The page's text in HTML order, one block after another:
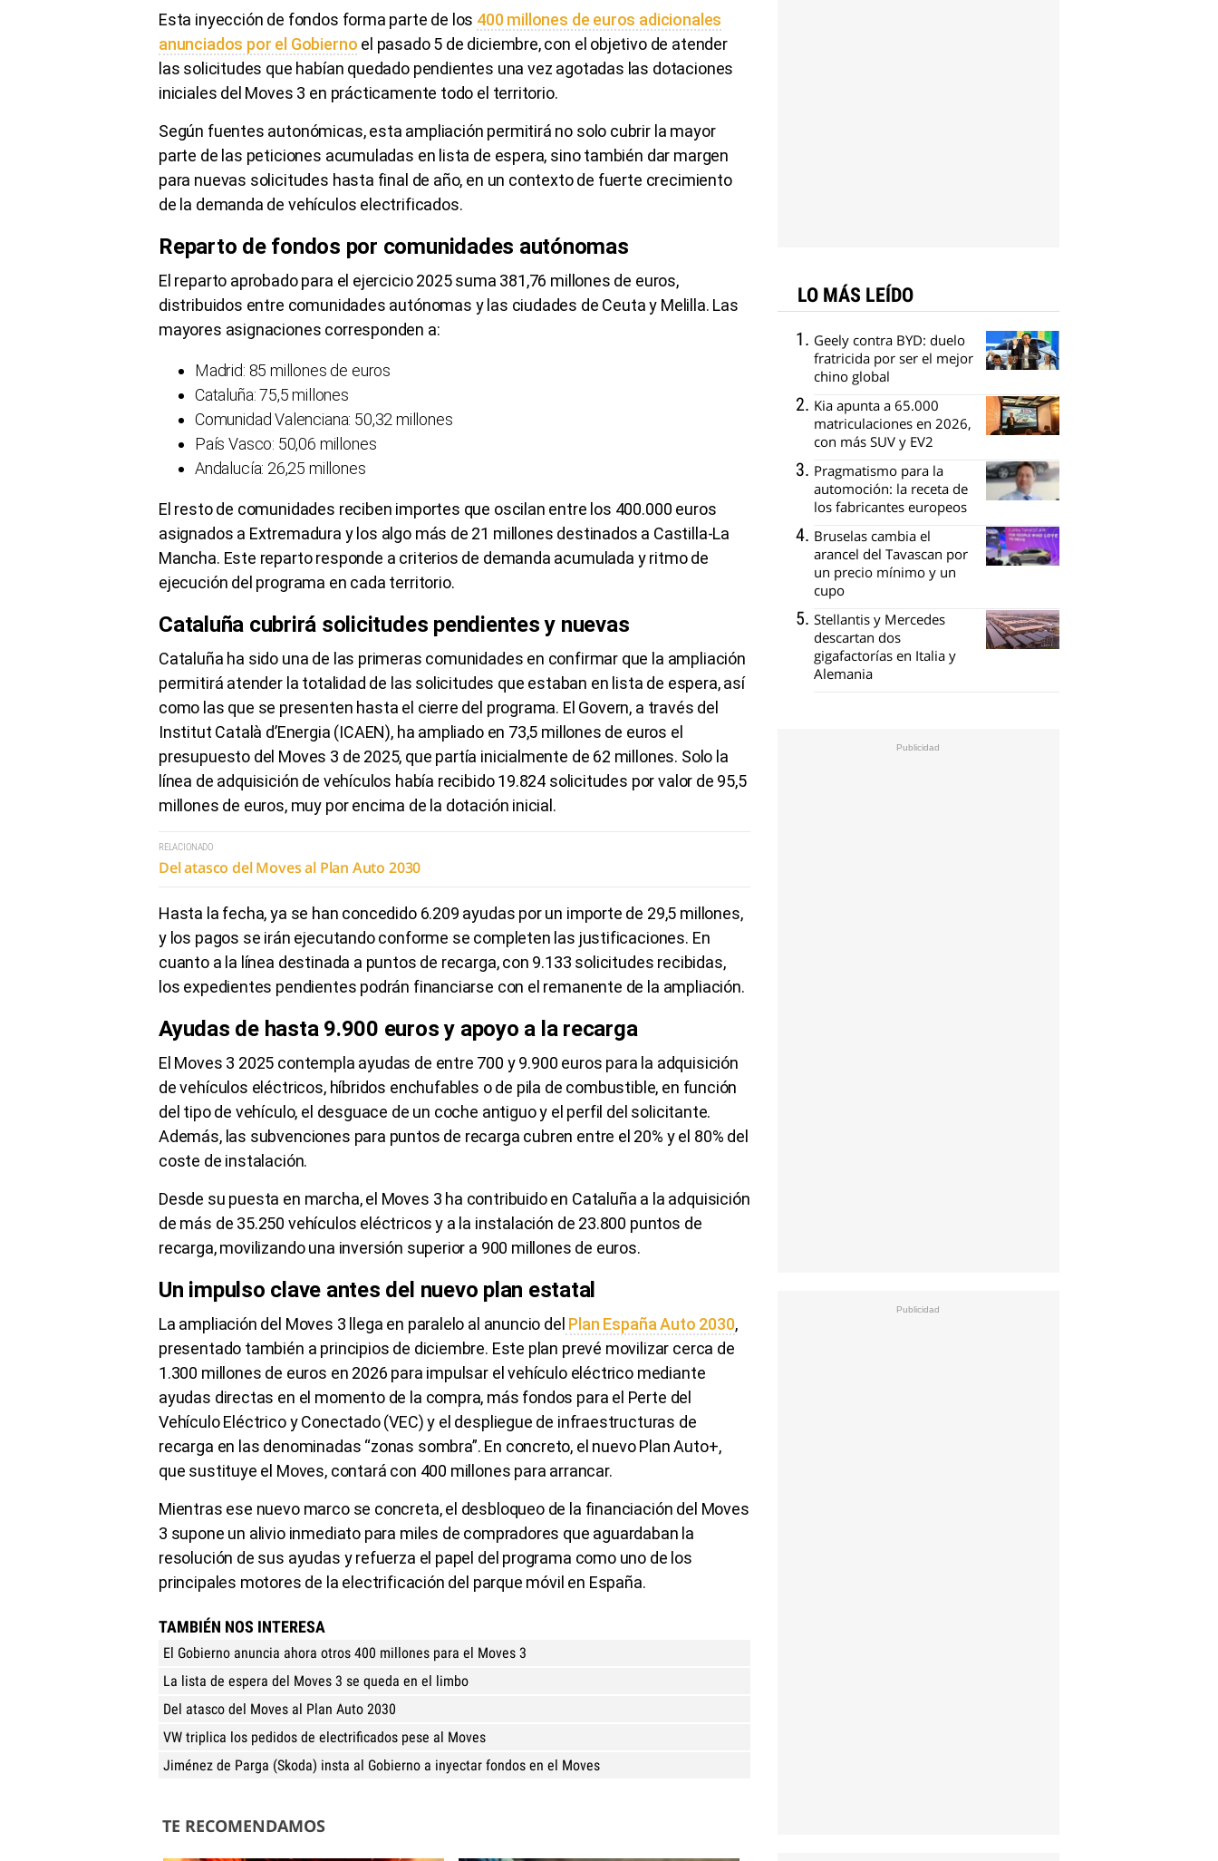
Esta inyección de fondos forma parte de los 400 millones de euros adicionales
anunciados por el Gobierno el pasado 5 de diciembre, con el objetivo de atender
las solicitudes que habían quedado pendientes una vez agotadas las dotaciones
iniciales del Moves 3 en prácticamente todo el territorio.
Según fuentes autonómicas, esta ampliación permitirá no solo cubrir la mayor
parte de las peticiones acumuladas en lista de espera, sino también dar margen
para nuevas solicitudes hasta final de año, en un contexto de fuerte crecimiento
de la demanda de vehículos electrificados.
Reparto de fondos por comunidades autónomas
El reparto aprobado para el ejercicio 2025 suma 381,76 millones de euros,
distribuidos entre comunidades autónomas y las ciudades de Ceuta y Melilla. Las
mayores asignaciones corresponden a:
Madrid: 85 millones de euros
Cataluña: 75,5 millones
Comunidad Valenciana: 50,32 millones
País Vasco: 50,06 millones
Andalucía: 26,25 millones
El resto de comunidades reciben importes que oscilan entre los 400.000 euros
asignados a Extremadura y los algo más de 21 millones destinados a Castilla-La
Mancha. Este reparto responde a criterios de demanda acumulada y ritmo de
ejecución del programa en cada territorio.
Cataluña cubrirá solicitudes pendientes y nuevas
Cataluña ha sido una de las primeras comunidades en confirmar que la ampliación
permitirá atender la totalidad de las solicitudes que estaban en lista de espera, así
como las que se presenten hasta el cierre del programa. El Govern, a través del
Institut Català d’Energia (ICAEN), ha ampliado en 73,5 millones de euros el
presupuesto del Moves 3 de 2025, que partía inicialmente de 62 millones. Solo la
línea de adquisición de vehículos había recibido 19.824 solicitudes por valor de 95,5
millones de euros, muy por encima de la dotación inicial.
RELACIONADO
Del atasco del Moves al Plan Auto 2030
Hasta la fecha, ya se han concedido 6.209 ayudas por un importe de 29,5 millones,
y los pagos se irán ejecutando conforme se completen las justificaciones. En
cuanto a la línea destinada a puntos de recarga, con 9.133 solicitudes recibidas,
los expedientes pendientes podrán financiarse con el remanente de la ampliación.
Ayudas de hasta 9.900 euros y apoyo a la recarga
El Moves 3 2025 contempla ayudas de entre 700 y 9.900 euros para la adquisición
de vehículos eléctricos, híbridos enchufables o de pila de combustible, en función
del tipo de vehículo, el desguace de un coche antiguo y el perfil del solicitante.
Además, las subvenciones para puntos de recarga cubren entre el 20% y el 80% del
coste de instalación.
Desde su puesta en marcha, el Moves 3 ha contribuido en Cataluña a la adquisición
de más de 35.250 vehículos eléctricos y a la instalación de 23.800 puntos de
recarga, movilizando una inversión superior a 900 millones de euros.
Un impulso clave antes del nuevo plan estatal
La ampliación del Moves 3 llega en paralelo al anuncio del Plan España Auto 2030,
presentado también a principios de diciembre. Este plan prevé movilizar cerca de
1.300 millones de euros en 2026 para impulsar el vehículo eléctrico mediante
ayudas directas en el momento de la compra, más fondos para el Perte del
Vehículo Eléctrico y Conectado (VEC) y el despliegue de infraestructuras de
recarga en las denominadas “zonas sombra”. En concreto, el nuevo Plan Auto+,
que sustituye el Moves, contará con 400 millones para arrancar.
Mientras ese nuevo marco se concreta, el desbloqueo de la financiación del Moves
3 supone un alivio inmediato para miles de compradores que aguardaban la
resolución de sus ayudas y refuerza el papel del programa como uno de los
principales motores de la electrificación del parque móvil en España.
TAMBIÉN NOS INTERESA
El Gobierno anuncia ahora otros 400 millones para el Moves 3
La lista de espera del Moves 3 se queda en el limbo
Del atasco del Moves al Plan Auto 2030
VW triplica los pedidos de electrificados pese al Moves
Jiménez de Parga (Skoda) insta al Gobierno a inyectar fondos en el Moves
TE RECOMENDAMOS
LO MÁS LEÍDO
Geely contra BYD: duelo
fratricida por ser el mejor
chino global
Kia apunta a 65.000
matriculaciones en 2026,
con más SUV y EV2
Pragmatismo para la
automoción: la receta de
los fabricantes europeos
Bruselas cambia el
arancel del Tavascan por
un precio mínimo y un
cupo
Stellantis y Mercedes
descartan dos
gigafactorías en Italia y
Alemania